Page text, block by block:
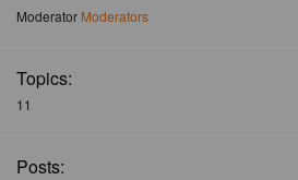
Moderator Moderators
Topics:
11
Posts: